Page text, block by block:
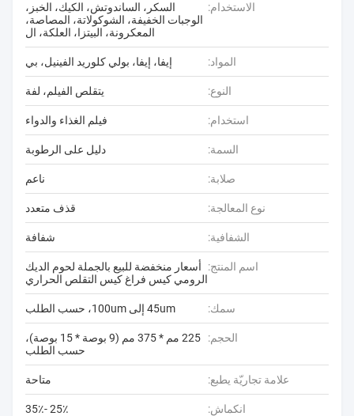
الاستخدام:
السكر، الساندوتش، الكيك، الخبز،
الوجبات الخفيفة، الشوكولاتة، المصاصة،
المعكرونة، البيتزا، العلكة، ال
المواد: إيفا، إيفا، بولي كلوريد الفينيل، بي
النوع: يتقلص الفيلم، لفة
استخدام: فيلم الغذاء والدواء
السمة: دليل على الرطوبة
صلابة: ناعم
نوع المعالجة: قذف متعدد
الشفافية: شفافة
اسم المنتج:
أسعار منخفضة للبيع بالجملة لحوم الديك
الرومي كيس فراغ كيس التقلص الحراري
سمك: 45um إلى 100um، حسب الطلب
الحجم:
225 مم * 375 مم (9 بوصة * 15 بوصة)،
حسب الطلب
علامة تجاريّة يطبع: متاحة
انكماش: 25٪ -35٪